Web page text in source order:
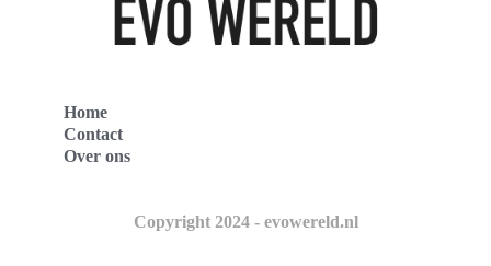
Home
Contact
Over ons
Copyright 2024 - evowereld.nl